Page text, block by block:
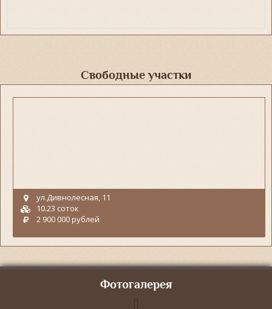
Свободные участки
ул.Дивнолесная, 11
10.23 соток
2 900 000 рублей
Фотогалерея